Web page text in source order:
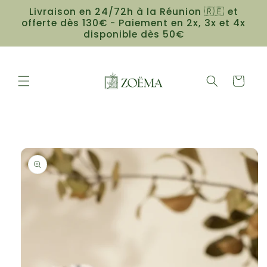
passer
au
Livraison en 24/72h à la Réunion 🇷🇪 et
offerte dès 130€ - Paiement en 2x, 3x et 4x
disponible dès 50€
Panier
Passer aux
informations
produits